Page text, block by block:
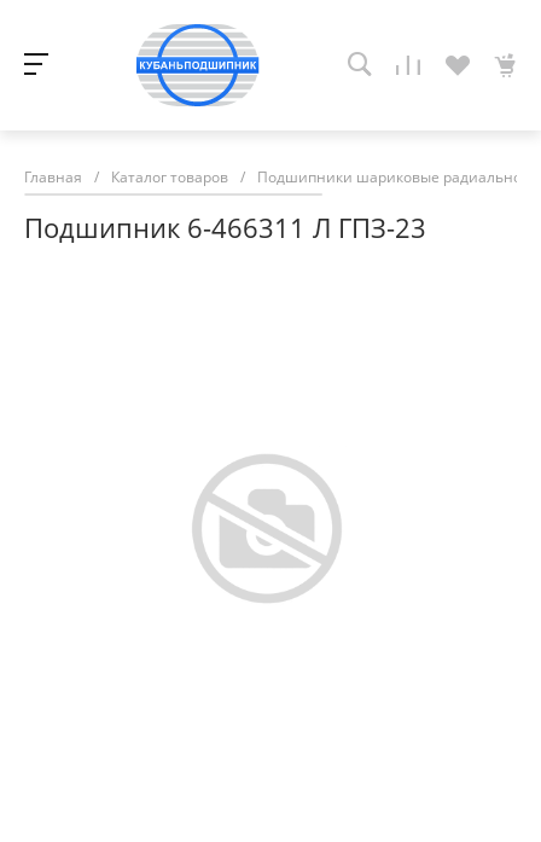
Главная / Каталог товаров / Подшипники шариковые радиально-
Подшипник 6-466311 Л ГПЗ-23